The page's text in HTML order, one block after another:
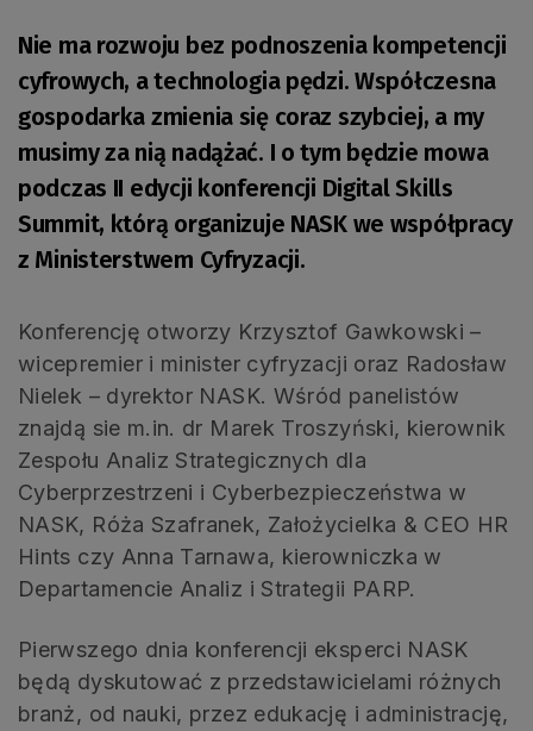
Nie ma rozwoju bez podnoszenia kompetencji
cyfrowych, a technologia pędzi. Współczesna
gospodarka zmienia się coraz szybciej, a my
musimy za nią nadążać. I o tym będzie mowa
podczas II edycji konferencji Digital Skills
Summit, którą organizuje NASK we współpracy
z Ministerstwem Cyfryzacji.
Konferencję otworzy Krzysztof Gawkowski –
wicepremier i minister cyfryzacji oraz Radosław
Nielek – dyrektor NASK. Wśród panelistów
znajdą sie m.in. dr Marek Troszyński, kierownik
Zespołu Analiz Strategicznych dla
Cyberprzestrzeni i Cyberbezpieczeństwa w
NASK, Róża Szafranek, Założycielka & CEO HR
Hints czy Anna Tarnawa, kierowniczka w
Departamencie Analiz i Strategii PARP.
Pierwszego dnia konferencji eksperci NASK
będą dyskutować z przedstawicielami różnych
branż, od nauki, przez edukację i administrację,